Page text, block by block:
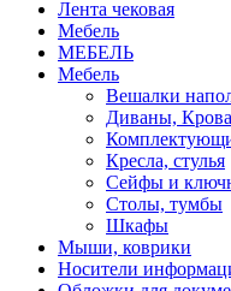
Лента чековая
Мебель
МЕБЕЛЬ
Мебель
Вешалки
Диваны,
Кресла, стулья
Сейфы и
Столы, тумбы
Шкафы
Мыши, коврики
Носители